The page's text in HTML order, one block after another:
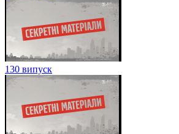
130 випуск